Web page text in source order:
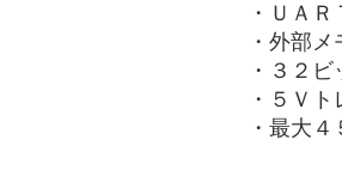
・ＵＡ
・外部
・３２
・５Ｖ
・最大